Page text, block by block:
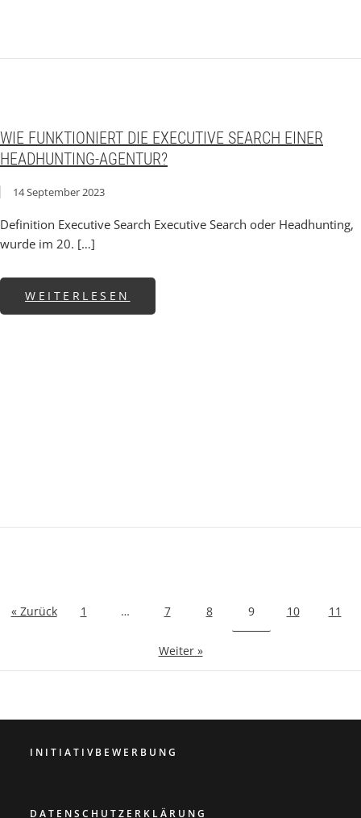
WIE FUNKTIONIERT DIE EXECUTIVE SEARCH EINER
HEADHUNTING-AGENTUR?
14 September 2023
Definition Executive Search Executive Search oder Headhunting,
wurde im 20. […]
WEITERLESEN
« Zurück 1 … 7 8 9 10 11
Weiter »
INITIATIVBEWERBUNG
DATENSCHUTZERKLÄRUNG